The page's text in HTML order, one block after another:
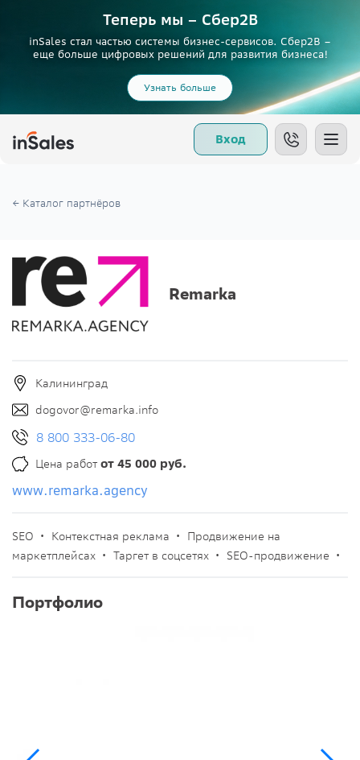
Теперь мы – Сбер2B
inSales стал частью системы бизнес-сервисов. Сбер2В –
еще больше цифровых решений для развития бизнеса!
Узнать больше
Вход
← Каталог партнёров
Remarka
Калининград
dogovor@remarka.info
8 800 333-06-80
Цена работ от 45 000 руб.
www.remarka.agency
SEO • Контекстная реклама •
Продвижение на
маркетплейсах • Таргет в соцсетях • SEO-продвижение •
Портфолио